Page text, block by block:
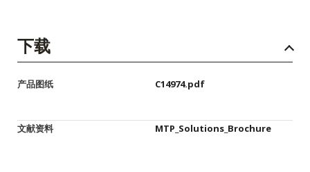
下载
产品图纸 C14974.pdf
文献资料 MTP_Solutions_Brochure